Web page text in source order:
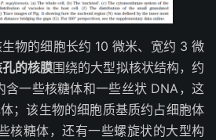
物的细胞长约 10 微米、宽约 3 微
的核膜围绕的大型拟核状结构，约
含一些核糖体和一些丝状 DNA，这
；该生物的细胞质基质约占细胞体
核糖体，还有一些螺旋状的大型构